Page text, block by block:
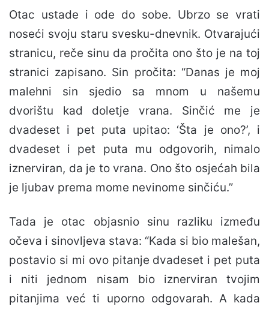
Otac ustade i ode do sobe. Ubrzo se vrati
noseći svoju staru svesku-dnevnik. Otvarajući
stranicu, reče sinu da pročita ono što je na toj
stranici zapisano. Sin pročita: “Danas je moj
malehni sin sjedio sa mnom u našemu
dvorištu kad doletje vrana. Sinčić me je
dvadeset i pet puta upitao: ‘Šta je ono?’, i
dvadeset i pet puta mu odgovorih, nimalo
iznerviran, da je to vrana. Ono što osjećah bila
je ljubav prema mome nevinome sinčiću.”
Tada je otac objasnio sinu razliku između
očeva i sinovljeva stava: “Kada si bio malešan,
postavio si mi ovo pitanje dvadeset i pet puta
i niti jednom nisam bio iznerviran tvojim
pitanjima već ti uporno odgovarah. A kada